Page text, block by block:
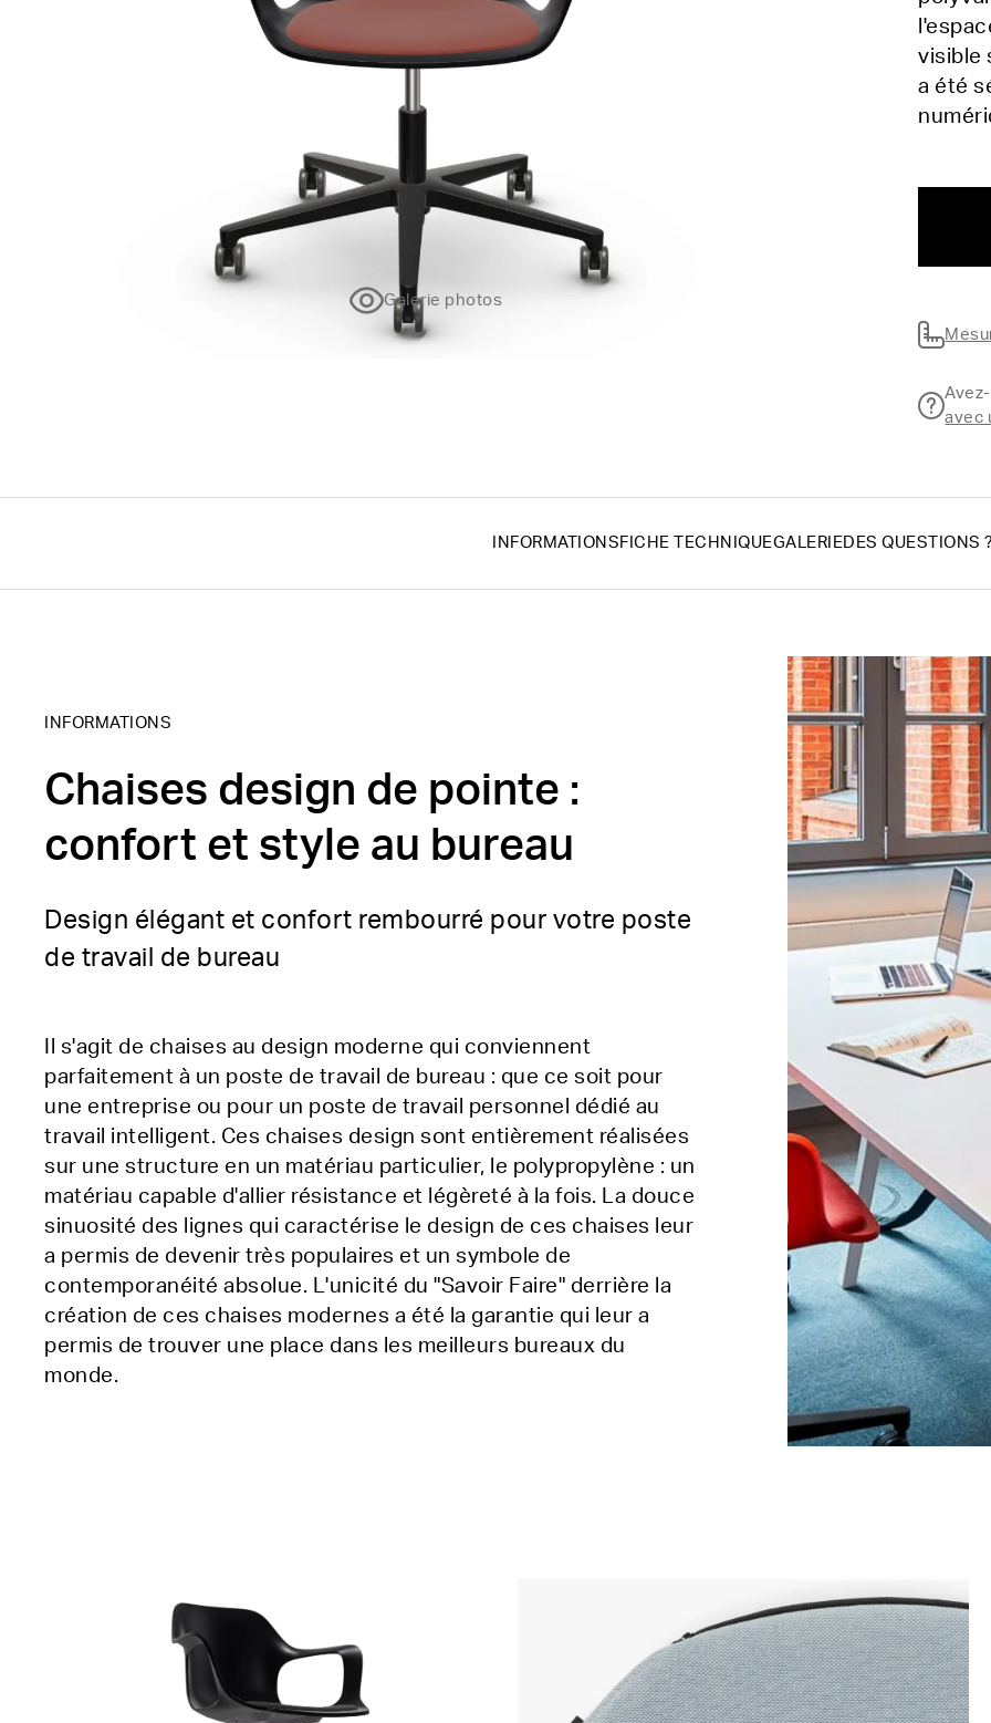
Galerie photos
visible
a été
avec
INFORMATIONS FICHE TECHNIQUEGALERIEDES QUESTIONS
INFORMATIONS
Chaises design de pointe :
confort et style au bureau
Design élégant et confort rembourré pour votre poste
de travail de bureau
Il s'agit de chaises au design moderne qui conviennent
parfaitement à un poste de travail de bureau : que ce soit pour
une entreprise ou pour un poste de travail personnel dédié au
travail intelligent. Ces chaises design sont entièrement réalisées
sur une structure en un matériau particulier, le polypropylène : un
matériau capable d'allier résistance et légèreté à la fois. La douce
sinuosité des lignes qui caractérise le design de ces chaises leur
a permis de devenir très populaires et un symbole de
contemporanéité absolue. L'unicité du "Savoir Faire" derrière la
création de ces chaises modernes a été la garantie qui leur a
permis de trouver une place dans les meilleurs bureaux du
monde.